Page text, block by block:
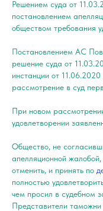
Решением суда от
постановлением
обществом требования
Постановлением АС
решение суда от
инстанции от
рассмотрение в суд
При новом
удовлетворении
Общество, не
апелляционной
отменить, и принять по
полностью
чем просил в судебном
Представители